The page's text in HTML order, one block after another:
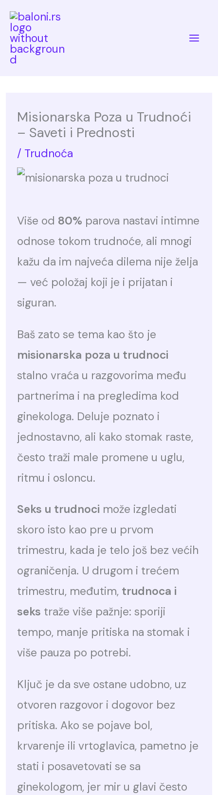
Skip
content
Misionarska Poza u Trudnoći
– Saveti i Prednosti
/ Trudnoća
Više od 80% parova nastavi intimne
odnose tokom trudnoće, ali mnogi
kažu da im najveća dilema nije želja
— već položaj koji je i prijatan i
siguran.
Baš zato se tema kao što je
misionarska poza u trudnoci
stalno vraća u razgovorima među
partnerima i na pregledima kod
ginekologa. Deluje poznato i
jednostavno, ali kako stomak raste,
često traži male promene u uglu,
ritmu i osloncu.
Seks u trudnoci može izgledati
skoro isto kao pre u prvom
trimestru, kada je telo još bez većih
ograničenja. U drugom i trećem
trimestru, međutim, trudnoca i
seks traže više pažnje: sporiji
tempo, manje pritiska na stomak i
više pauza po potrebi.
Ključ je da sve ostane udobno, uz
otvoren razgovor i dogovor bez
pritiska. Ako se pojave bol,
krvarenje ili vrtoglavica, pametno je
stati i posavetovati se sa
ginekologom, jer mir u glavi često